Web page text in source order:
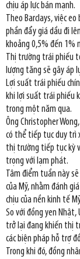
chịu áp lực bán mạnh.
Theo Barclays, việc
phần đẩy giá dầu đi
khoảng 0,5% đến 1%
Thị trường trái phiếu
lượng tăng sẽ gây áp
Lợi suất trái phiếu
khi lợi suất trái phiếu
trong một năm qua.
Ông Christopher
có thể tiếp tục duy trì
thị trường tiếp tục kỳ
trọng với lạm phát.
Tâm điểm tuần này sẽ
của Mỹ, nhằm đánh
chịu của nền kinh tế
So với đồng yen Nhật,
trở lại đang khiến thị
các biện pháp hỗ trợ
Trong khi đó, đồng